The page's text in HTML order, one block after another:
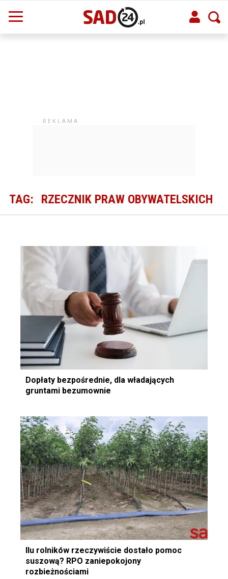
TAG: RZECZNIK PRAW OBYWATELSKICH
Dopłaty bezpośrednie, dla władających
gruntami bezumownie
Ilu rolników rzeczywiście dostało pomoc
suszową? RPO zaniepokojony
rozbieżnościami